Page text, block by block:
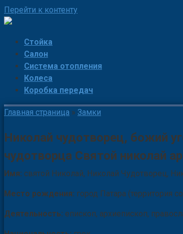
Перейти к контенту
Стойка
Салон
Система отопления
Колеса
Коробка передач
Главная страница » Замки
Николай чудотворец, божий
чудотворца Святой николай
Имя: святой Николай, Николай Чудотворец,
Место рождения: город Патара (территория
Деятельность: епископ, архиепископ,